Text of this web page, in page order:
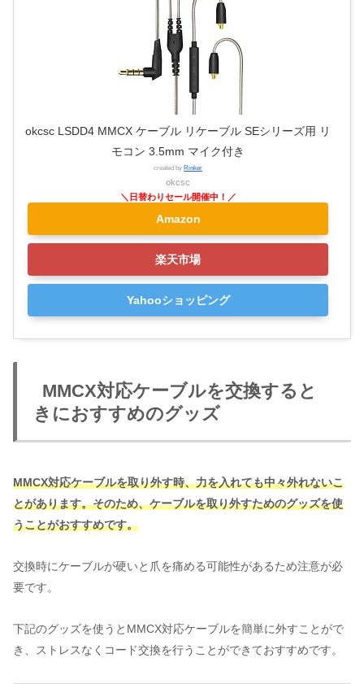
okcsc LSDD4 MMCX ケーブル リケーブル SEシリーズ用 リ
モコン 3.5mm マイク付き
created by Rinker
okcsc
Amazon
楽天市場
Yahooショッピング
MMCX対応ケーブルを交換すると
きにおすすめのグッズ
MMCX対応ケーブルを取り外す時、力を入れても中々外れないこ
とがあります。そのため、ケーブルを取り外すためのグッズを使
うことがおすすめです。
交換時にケーブルが硬いと爪を痛める可能性があるため注意が必
要です。
下記のグッズを使うとMMCX対応ケーブルを簡単に外すことがで
き、ストレスなくコード交換を行うことができておすすめです。